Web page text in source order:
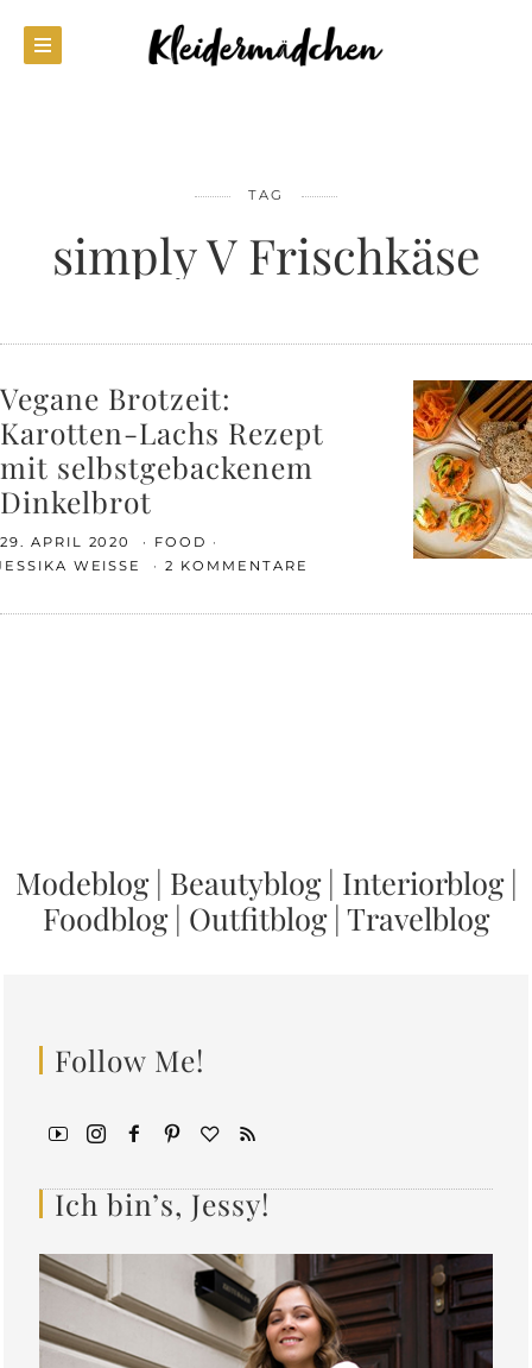
TAG
simply V Frischkäse
Vegane Brotzeit:
Karotten-Lachs Rezept
mit selbstgebackenem
Dinkelbrot
29. APRIL 2020
FOOD
WEISSE
2 KOMMENTARE
Modeblog| Beautyblog| Interiorblog|
Foodblog| Outfitblog| Travelblog
Follow Me!
Ich bin’s, Jessy!